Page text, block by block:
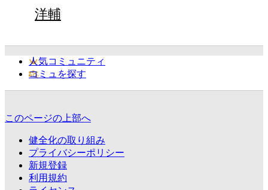
洋輔
人気コミュニティ
コミュを探す
このページの上部へ
健全化の取り組み
プライバシーポリシー
新規登録
利用規約